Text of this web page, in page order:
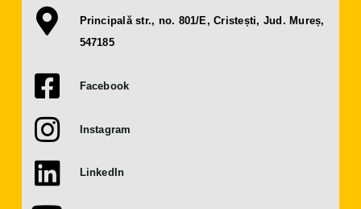
Principală str., no. 801/E, Cristești, Jud. Mureș,
547185
Facebook
Instagram
LinkedIn